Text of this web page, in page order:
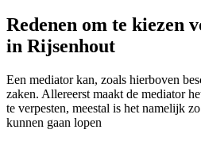
Redenen om te kiezen
in Rijsenhout
Een mediator kan, zoals hierboven
zaken. Allereerst maakt de mediator
te verpesten, meestal is het namelijk
kunnen gaan lopen